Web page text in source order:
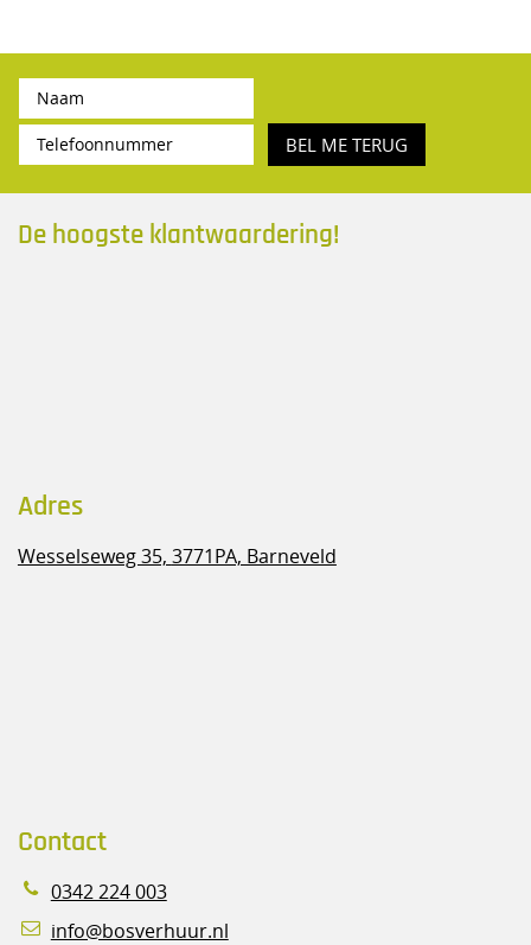
BEL ME TERUG
De hoogste klantwaardering!
Adres
Wesselseweg 35, 3771PA, Barneveld
Contact
0342 224 003
info@bosverhuur.nl